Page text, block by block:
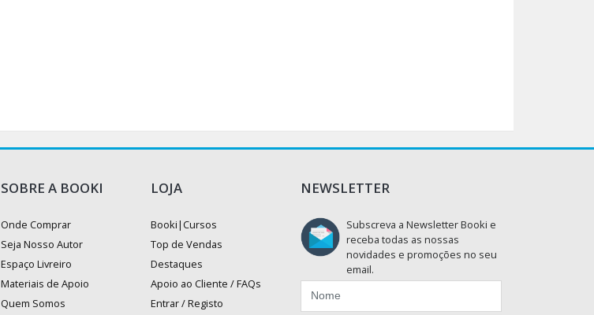
SOBRE A BOOKI
Onde Comprar
Seja Nosso Autor
Espaço Livreiro
Materiais de Apoio
Quem Somos
LOJA
Booki|Cursos
Top de Vendas
Destaques
Apoio ao Cliente / FAQs
Entrar / Registo
NEWSLETTER
Subscreva a Newsletter Booki e
receba todas as nossas
novidades e promoções no seu
email.